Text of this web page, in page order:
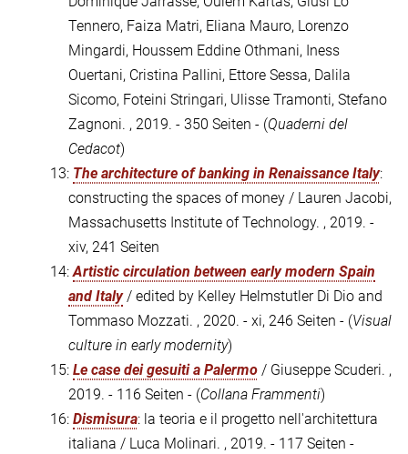
Tennero, Faiza Matri, Eliana Mauro, Lorenzo
Mingardi, Houssem Eddine Othmani, Iness
Ouertani, Cristina Pallini, Ettore Sessa, Dalila
Sicomo, Foteini Stringari, Ulisse Tramonti, Stefano
Zagnoni. , 2019. - 350 Seiten - (Quaderni del
Cedacot)
13: The architecture of banking in Renaissance Italy:
constructing the spaces of money / Lauren Jacobi,
Massachusetts Institute of Technology. , 2019. -
xiv, 241 Seiten
14:Artistic circulation between early modern Spain
and Italy/ edited by Kelley Helmstutler Di Dio and
Tommaso Mozzati. , 2020. - xi, 246 Seiten - (Visual
culture in early modernity)
15: Le case dei gesuiti a Palermo / Giuseppe Scuderi. ,
2019. - 116 Seiten - (Collana Frammenti)
16: Dismisura: la teoria e il progetto nell'architettura
italiana / Luca Molinari. , 2019. - 117 Seiten -